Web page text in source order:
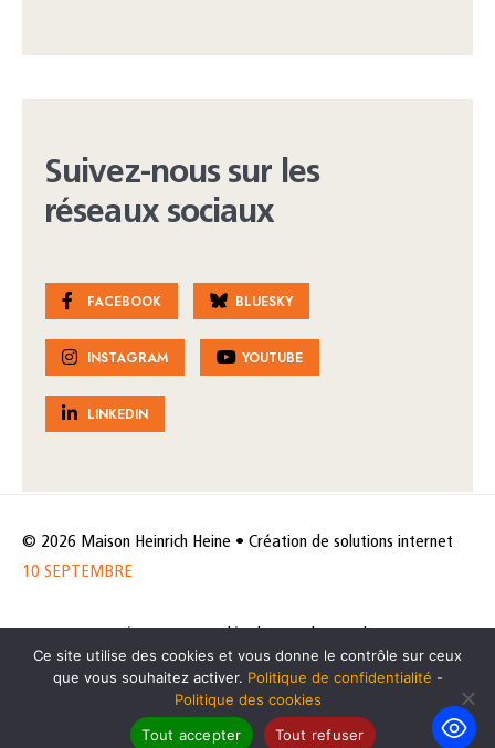
Suivez-nous sur les
réseaux sociaux
FACEBOOK BLUESKY
INSTAGRAM YOUTUBE
LINKEDIN
© 2026 Maison Heinrich Heine • Création de solutions internet
10 SEPTEMBRE
de données
Politique des cookies
Ce site utilise des cookies et vous donne le contrôle sur ceux
que vous souhaitez activer. Politique de confidentialité -
Politique des cookies
Tout accepter
Tout refuser